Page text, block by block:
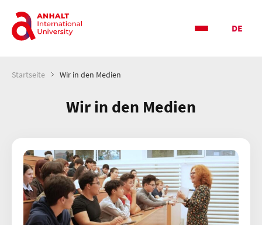
DE
Startseite Wir in den Medien
Wir in den Medien